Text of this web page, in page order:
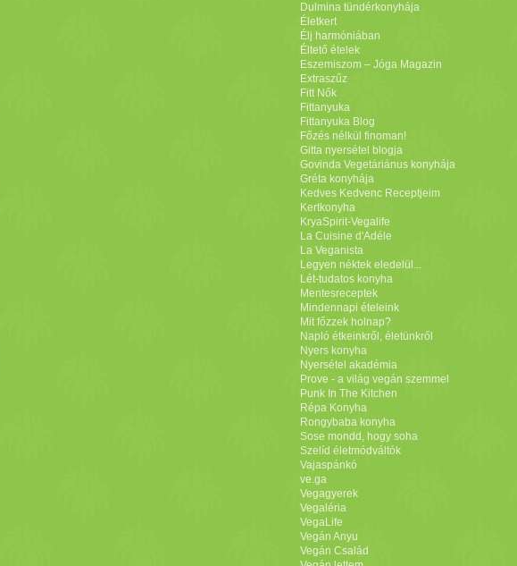
Dulmina tündérkonyhája
Életkert
Élj harmóniában
Éltető ételek
Eszemiszom – Jóga Magazin
Extraszűz
Fitt Nők
Fittanyuka
Fittanyuka Blog
Főzés nélkül finoman!
Gitta nyersétel blogja
Govinda Vegetáriánus konyhája
Gréta konyhája
Kedves Kedvenc Receptjeim
Kertkonyha
KryaSpirit-Vegalife
La Cuisine d'Adéle
La Veganista
Legyen néktek eledelül...
Lét-tudatos konyha
Mentesreceptek
Mindennapi ételeink
Mit főzzek holnap?
Napló étkeinkről, életünkről
Nyers konyha
Nyersétel akadémia
Prove - a világ vegán szemmel
Punk In The Kitchen
Répa Konyha
Rongybaba konyha
Sose mondd, hogy soha
Szelíd életmódváltók
Vajaspánkó
ve.ga
Vegagyerek
Vegaléria
VegaLife
Vegán Anyu
Vegán Család